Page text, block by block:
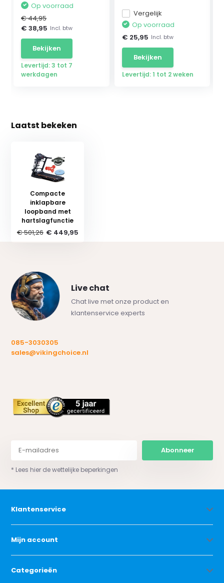
Op voorraad
€ 44,95
€ 38,95 Incl. btw
Bekijken
Levertijd: 3 tot 7
werkdagen
Vergelijk
Op voorraad
€ 25,95 Incl. btw
Bekijken
Levertijd: 1 tot 2 weken
Laatst bekeken
Compacte
inklapbare
loopband met
hartslagfunctie
€ 501,26 € 449,95
Live chat
Chat live met onze product en
klantenservice experts
085-3030305
sales@vikingchoice.nl
Abonneer
* Lees hier de wettelijke beperkingen
Klantenservice
Mijn account
Categorieën